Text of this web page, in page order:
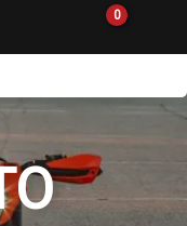
0
Personlig utrustning
Övrigt & Merch